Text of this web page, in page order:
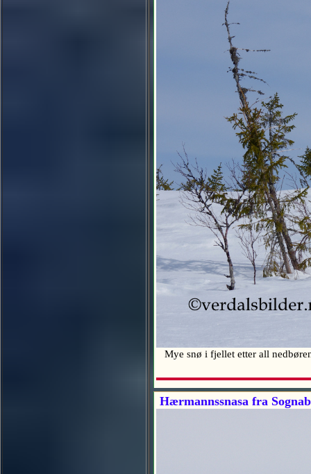
Mye snø i fjellet etter all
Hærmannssnasa fra